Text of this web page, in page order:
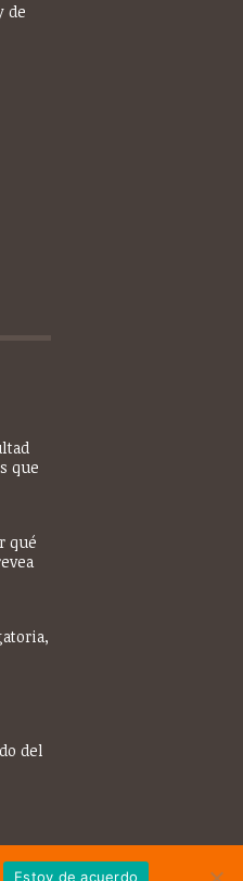
de
que
qué
del
Estoy de acuerdo